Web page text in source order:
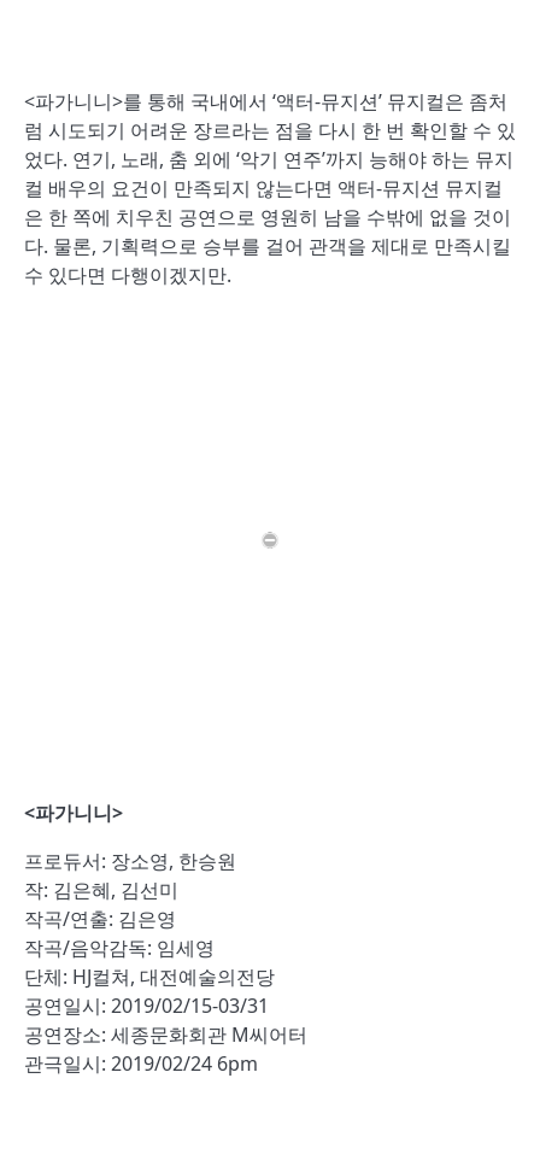
<파가니니>를 통해 국내에서 ‘액터-뮤지션’ 뮤지컬은 좀처
럼 시도되기 어려운 장르라는 점을 다시 한 번 확인할 수 있
었다. 연기, 노래, 춤 외에 ‘악기 연주’까지 능해야 하는 뮤지
컬 배우의 요건이 만족되지 않는다면 액터-뮤지션 뮤지컬
은 한 쪽에 치우친 공연으로 영원히 남을 수밖에 없을 것이
다. 물론, 기획력으로 승부를 걸어 관객을 제대로 만족시킬
수 있다면 다행이겠지만.
<파가니니>
프로듀서: 장소영, 한승원
작: 김은혜, 김선미
작곡/연출: 김은영
작곡/음악감독: 임세영
단체: HJ컬쳐, 대전예술의전당
공연일시: 2019/02/15-03/31
공연장소: 세종문화회관 M씨어터
관극일시: 2019/02/24 6pm